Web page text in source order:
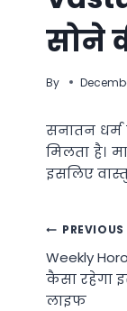
सोने
By
सनातन धर्म
मिलता है।
इसलिए
Post
PREVIOUS
Weekly
कैसा रहेगा
लाइफ